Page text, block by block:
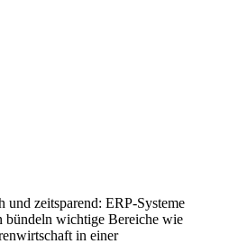
zeitsparend: ERP-Systeme
bündeln wichtige Bereiche wie
in einer